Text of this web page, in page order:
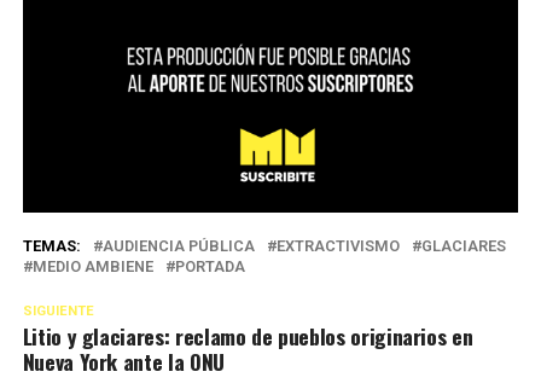
TEMAS: AUDIENCIA PÚBLICA EXTRACTIVISMO
GLACIARES
MEDIO AMBIENE
PORTADA
SIGUIENTE
Litio y glaciares: reclamo de pueblos originarios en
Nueva York ante la ONU